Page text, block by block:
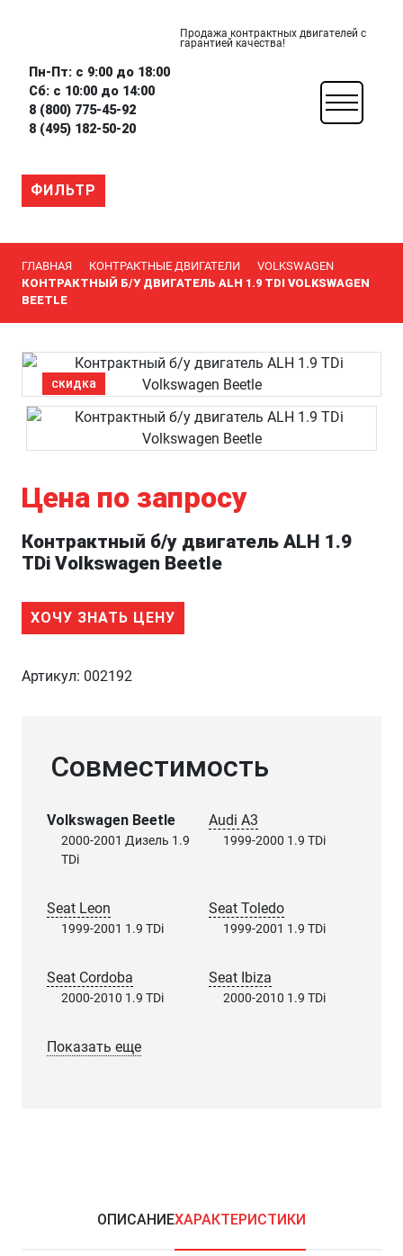
Продажа контрактных двигателей с
гарантией качества!
Пн-Пт: с 9:00 до 18:00
Сб: с 10:00 до 14:00
8 (800) 775-45-92
8 (495) 182-50-20
ФИЛЬТР
ГЛАВНАЯ КОНТРАКТНЫЕ ДВИГАТЕЛИ
VOLKSWAGEN
КОНТРАКТНЫЙ Б/У ДВИГАТЕЛЬ ALH 1.9 TDI VOLKSWAGEN
BEETLE
скидка
Цена по запросу
Контрактный б/у двигатель ALH 1.9
TDi Volkswagen Beetle
ХОЧУ ЗНАТЬ ЦЕНУ
Артикул: 002192
Совместимость
Volkswagen Beetle
2000-2001 Дизель 1.9
TDi
Audi A3
1999-2000 1.9 TDi
Seat Leon
1999-2001 1.9 TDi
Seat Toledo
1999-2001 1.9 TDi
Seat Cordoba
2000-2010 1.9 TDi
Seat Ibiza
2000-2010 1.9 TDi
Показать еще
ОПИСАНИЕХАРАКТЕРИСТИКИ